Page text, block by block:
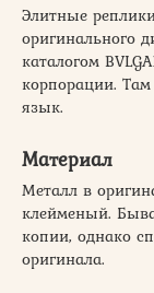
Элитные
оригинального
каталогом
корпорации.
язык.
Материал
Металл в
клейменый.
копии, однако
оригинала.